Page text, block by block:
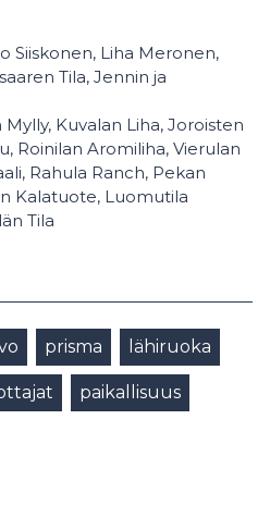
Siiskonen, Liha Meronen,
Tila, Jennin ja
Kuvalan Liha, Joroisten
Roinilan Aromiliha, Vierulan
Rahula Ranch, Pekan
Kalatuote, Luomutila
Tila
prisma lähiruoka
paikallisuus